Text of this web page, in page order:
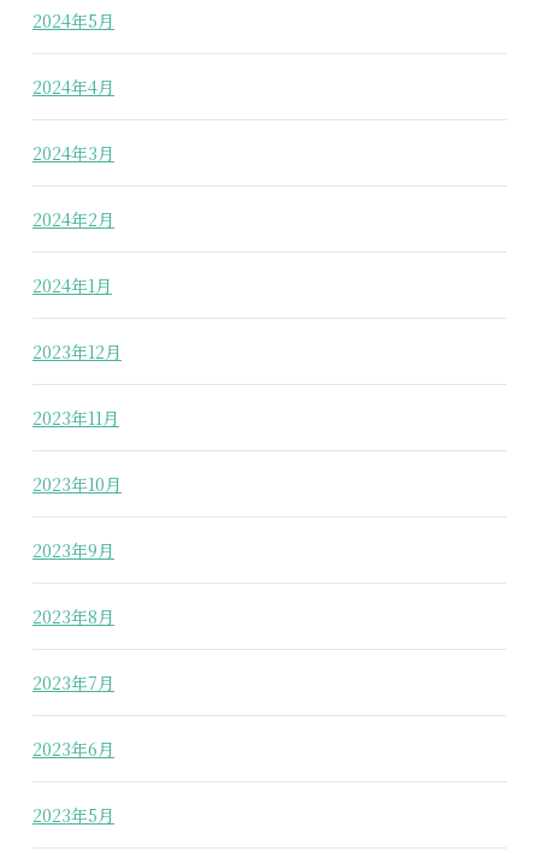
2024年5月
2024年4月
2024年3月
2024年2月
2024年1月
2023年12月
2023年11月
2023年10月
2023年9月
2023年8月
2023年7月
2023年6月
2023年5月